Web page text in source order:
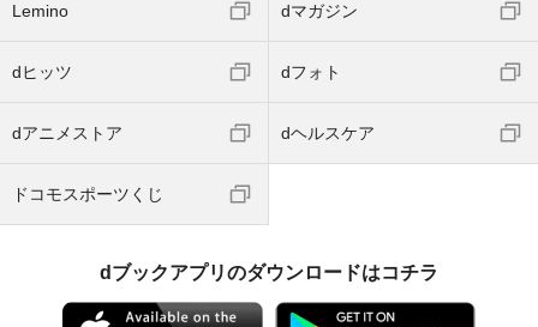
Lemino dマガジン
dヒッツ dフォト
dアニメストア dヘルスケア
ドコモスポーツくじ
dブックアプリのダウンロードはコチラ